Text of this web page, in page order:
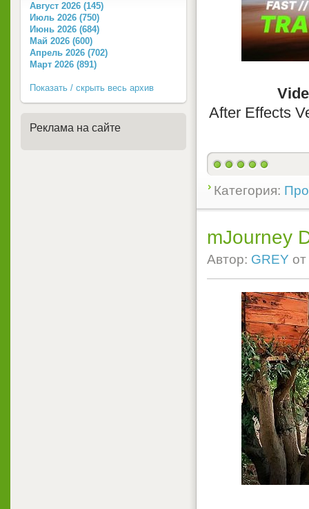
After Effects
Категория:
mJourney
Автор: GREY от
Август 2026 (145)
Июль 2026 (750)
Июнь 2026 (684)
Май 2026 (600)
Апрель 2026 (702)
Март 2026 (891)
Показать / скрыть весь архив
Реклама на сайте